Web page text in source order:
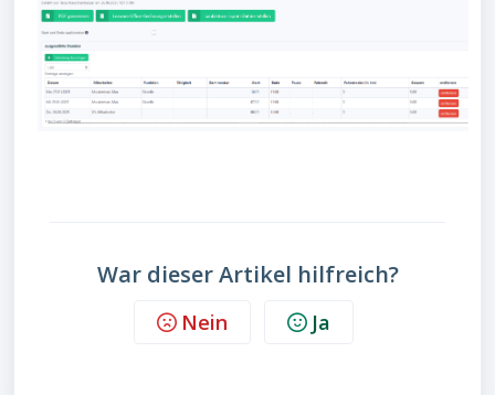
War dieser Artikel hilfreich?
Nein Ja